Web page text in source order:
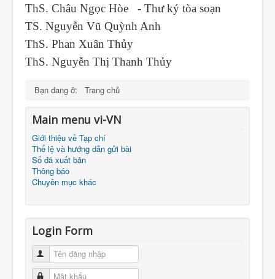
ThS. Châu Ngọc Hòe - Thư ký tòa soạn
TS. Nguyễn Vũ Quỳnh Anh
ThS. Phan Xuân Thủy
ThS. Nguyễn Thị Thanh Thủy
Bạn đang ở: Trang chủ
Main menu vi-VN
Giới thiệu về Tạp chí
Thể lệ và hướng dẫn gửi bài
Số đã xuất bản
Thông báo
Chuyên mục khác
Login Form
Tên đăng nhập
Mật khẩu